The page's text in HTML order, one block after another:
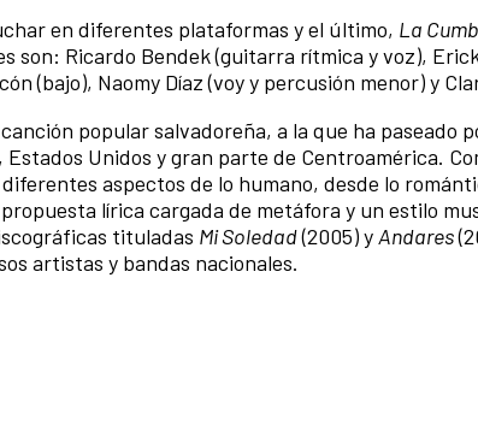
en diferentes plataformas y el último, La
son: Ricardo Bendek (guitarra rítmica y voz),
(bajo), Naomy Díaz (voy y percusión menor) y
popular salvadoreña, a la que ha paseado
Unidos y gran parte de Centroamérica.
aspectos de lo humano, desde lo
lírica cargada de metáfora y un estilo
tituladas Mi Soledad(2005) yAndares
artistas y bandas nacionales.